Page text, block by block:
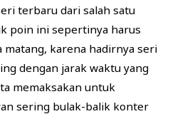
terbaru dari salah satu
poin ini sepertinya harus
karena hadirnya seri
dengan jarak waktu yang
memaksakan untuk
sering bulak-balik konter